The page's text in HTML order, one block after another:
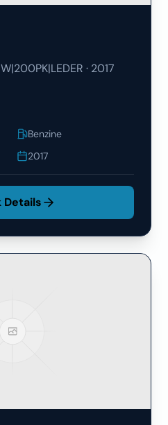
· 2017
Benzine
2017
Details